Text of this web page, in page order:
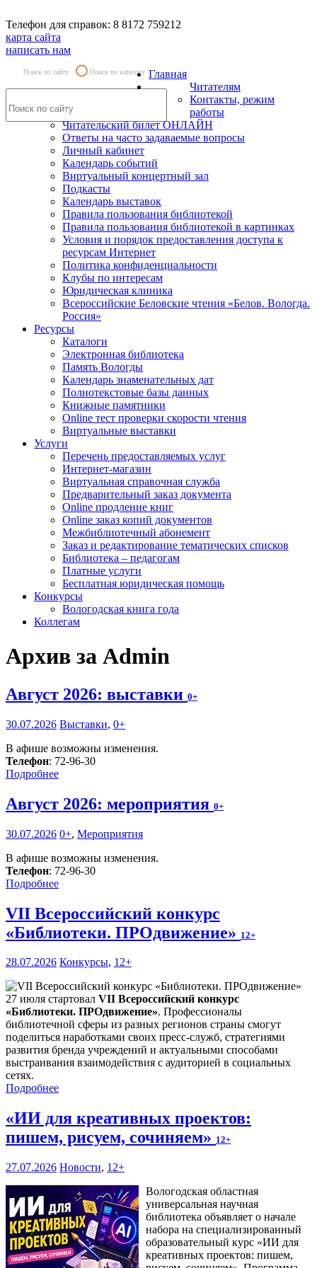
Телефон для справок: 8 8172 759212
карта сайта
написать нам
Поиск по сайту Поиск по каталогу Главная
Читателям
Контакты, режим
работы
Читательский билет ОНЛАЙН
Ответы на часто задаваемые вопросы
Личный кабинет
Календарь событий
Виртуальный концертный зал
Подкасты
Календарь выставок
Правила пользования библиотекой
Правила пользования библиотекой в картинках
Условия и порядок предоставления доступа к
ресурсам Интернет
Политика конфиденциальности
Клубы по интересам
Юридическая клиника
Всероссийские Беловские чтения «Белов. Вологда.
Россия»
Ресурсы
Каталоги
Электронная библиотека
Память Вологды
Календарь знаменательных дат
Полнотекстовые базы данных
Книжные памятники
Online тест проверки скорости чтения
Виртуальные выставки
Услуги
Перечень предоставляемых услуг
Интернет-магазин
Виртуальная справочная служба
Предварительный заказ документа
Online продление книг
Online заказ копий документов
Межбиблиотечный абонемент
Заказ и редактирование тематических списков
Библиотека – педагогам
Платные услуги
Бесплатная юридическая помощь
Конкурсы
Вологодская книга года
Коллегам
Архив за Admin
Август 2026: выставки 0+
30.07.2026 Выставки, 0+
В афише возможны изменения.
Телефон: 72-96-30
Подробнее
Август 2026: мероприятия 0+
30.07.2026 0+, Мероприятия
В афише возможны изменения.
Телефон: 72-96-30
Подробнее
VII Всероссийский конкурс
«Библиотеки. ПРОдвижение» 12+
28.07.2026 Конкурсы, 12+
27 июля стартовал VII Всероссийский конкурс
«Библиотеки. ПРОдвижение». Профессионалы
библиотечной сферы из разных регионов страны смогут
поделиться наработками своих пресс-служб, стратегиями
развития бренда учреждений и актуальными способами
выстраивания взаимодействия с аудиторией в социальных
сетях.
Подробнее
«ИИ для креативных проектов:
пишем, рисуем, сочиняем» 12+
27.07.2026 Новости, 12+
Вологодская областная
универсальная научная
библиотека объявляет о начале
набора на специализированный
образовательный курс «ИИ для
креативных проектов: пишем,